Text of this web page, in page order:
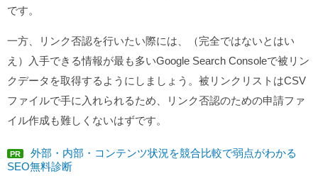
です。
一方、リンク否認を行いたい際には、（完全ではないとはい
え）入手できる情報が最も多いGoogle Search Consoleで被リン
クデータを取得するようにしましょう。被リンクリストはCSV
ファイルで手に入れられるため、リンク否認のための申請ファ
イル作成も難しくないはずです。
PR
外部・内部・コンテンツ状況を競合比較で弱点がわかる
SEO無料診断